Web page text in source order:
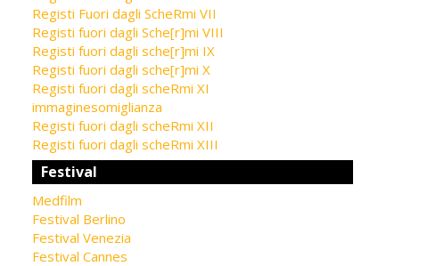
Registi Fuori dagli ScheRmi VII
Registi fuori dagli Sche[r]mi VIII
Registi fuori dagli sche[r]mi IX
Registi fuori dagli sche[r]mi X
Registi fuori dagli scheRmi XI
immaginesomiglianza
Registi fuori dagli scheRmi XII
Registi fuori dagli scheRmi XIII
Festival
Medfilm
Festival Berlino
Festival Venezia
Festival Cannes